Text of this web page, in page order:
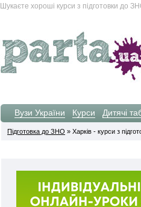
Шукаєте хороші курси з підготовки до
Вузи України Курси Дитячі
Підготовка до ЗНО » Харків - курси з